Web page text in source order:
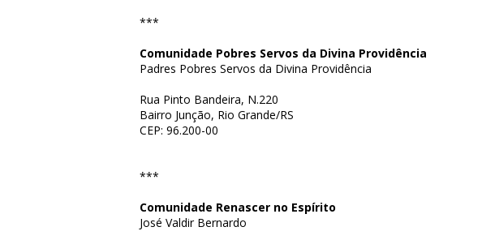
***
Comunidade Pobres Servos da Divina Providência
Padres Pobres Servos da Divina Providência
Rua Pinto Bandeira, N.220
Bairro Junção, Rio Grande/RS
CEP: 96.200-00
***
Comunidade Renascer no Espírito
José Valdir Bernardo